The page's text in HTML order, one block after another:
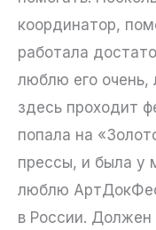
координатор,
работала
люблю его очень,
здесь проходит
попала на
прессы, и была у
люблю
в России.